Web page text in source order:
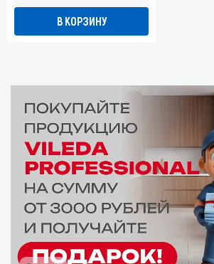
В КОРЗИНУ